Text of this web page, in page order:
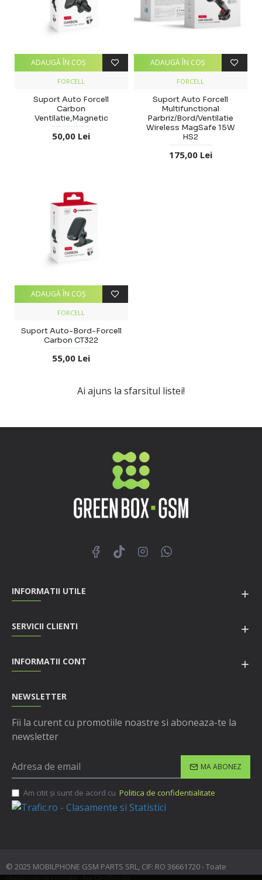
FORCELL
Suport Auto Forcell
Carbon
Ventilatie,Magnetic
50,00 Lei
ADAUGĂ ÎN COŞ
FORCELL
Suport Auto Forcell
Multifunctional
Parbriz/Bord/Ventilatie
Wireless MagSafe 15W
HS2
175,00 Lei
ADAUGĂ ÎN COŞ
FORCELL
Suport Auto-Bord-Forcell
Carbon CT322
55,00 Lei
ADAUGĂ ÎN COŞ
Ai ajuns la sfarsitul listei!
INFORMATII UTILE
SERVICII CLIENTI
INFORMATII CONT
NEWSLETTER
Fii la curent cu promotiile noastre si aboneaza-te la
newsletter
MA ABONEZ
Am citit şi sunt de acord cu Politica de confidentialitate
© 2025 MOBILPHONE GSM PARTS SRL, CIF: RO 36661720 - Toate
drepturile rezervate - by DevPro.ro